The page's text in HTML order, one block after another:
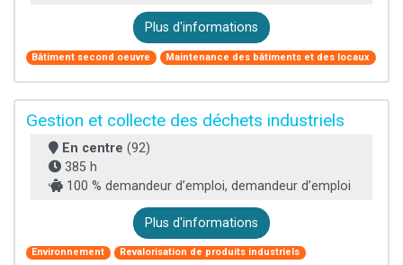
Plus d'informations
Bâtiment second oeuvre Maintenance des bâtiments et des locaux
Gestion et collecte des déchets industriels
En centre (92)
385 h
100 % demandeur d’emploi, demandeur d’emploi
Plus d'informations
Environnement Revalorisation de produits industriels